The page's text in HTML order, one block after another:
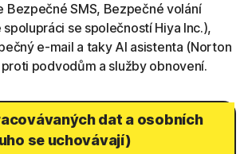
Bezpečné SMS, Bezpečné volání
se společností Hiya Inc.),
e-mail a taky AI asistenta (Norton
podvodům a služby obnovení.
dat a osobních
se uchovávají)